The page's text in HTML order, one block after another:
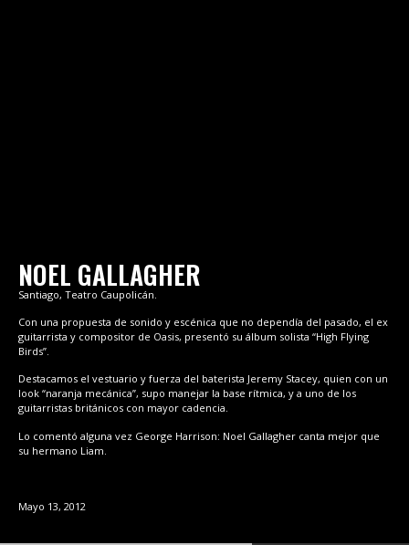
NOEL GALLAGHER
Santiago, Teatro Caupolicán.
Con una propuesta de sonido y escénica que no dependía del pasado, el ex
guitarrista y compositor de Oasis, presentó su álbum solista “High Flying
Birds”.
Destacamos el vestuario y fuerza del baterista Jeremy Stacey, quien con un
look “naranja mecánica”, supo manejar la base rítmica, y a uno de los
guitarristas británicos con mayor cadencia.
Lo comentó alguna vez George Harrison: Noel Gallagher canta mejor que
su hermano Liam.
Mayo 13, 2012